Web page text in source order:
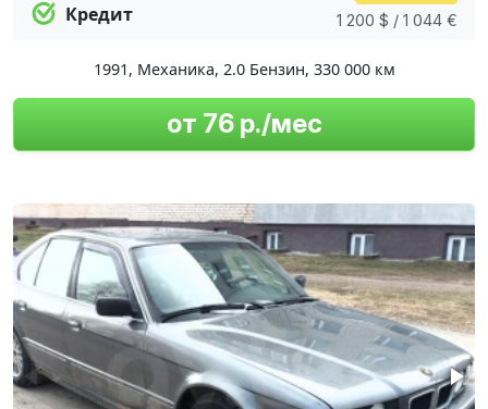
Кредит
1 200 $ / 1 044 €
1991, Механика, 2.0 Бензин, 330 000 км
от 76 р./мес